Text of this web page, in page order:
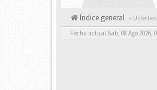
Índice general « Usted
Fecha actual Sab, 08 Ago 2026,